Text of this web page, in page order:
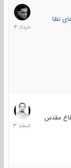
نظامی خارجی
5
خرداد
1404
مقدس
20
اسفند
1403